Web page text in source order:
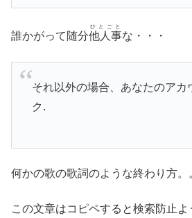
誰かがって随分他人事
ひとごと
な・・・
それ以外の場合、あなたのアカ
ク.
何かの歌の歌詞のような終わり方。
この文章はコピペすると検索防止